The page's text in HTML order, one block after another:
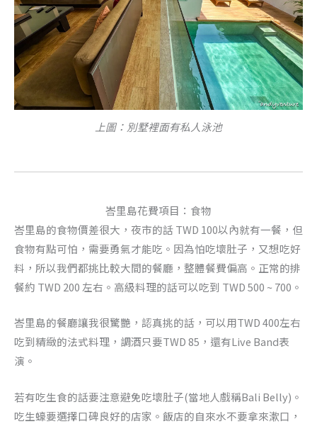
上圖：別墅裡面有私人泳池
峇里島花費項目：食物
峇里島的食物價差很大，夜市的話 TWD 100以內就有一餐，但
食物有點可怕，需要勇氣才能吃。因為怕吃壞肚子，又想吃好
料，所以我們都挑比較大間的餐廳，整體餐費偏高。正常的排
餐約 TWD 200 左右。高級料理的話可以吃到 TWD 500 ~ 700。
峇里島的餐廳讓我很驚艷，認真挑的話，可以用TWD 400左右
吃到精緻的法式料理，調酒只要TWD 85，還有Live Band表
演。
若有吃生食的話要注意避免吃壞肚子(當地人戲稱Bali Belly)。
吃生蠔要選擇口碑良好的店家。飯店的自來水不要拿來漱口，